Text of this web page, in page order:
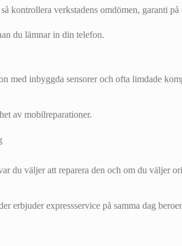
kontrollera verkstadens omdömen, garanti
du lämnar in din telefon.
inbyggda sensorer och ofta limdade
av mobilreparationer.
du väljer att reparera den och om du väljer
erbjuder expressservice på samma dag